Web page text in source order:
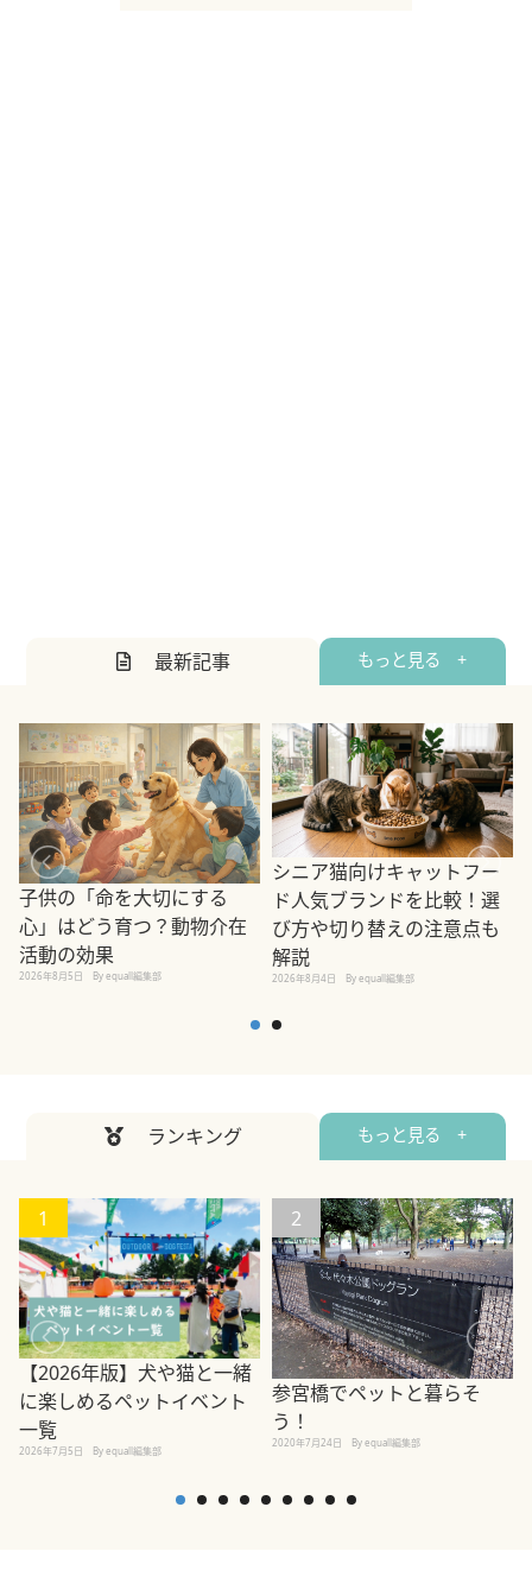
最新記事 もっと見る +
子供の「命を大切にする
心」はどう育つ？動物介在
活動の効果
2026年8月5日 By equall編集部
シニア猫向けキャットフー
ド人気ブランドを比較！選
び方や切り替えの注意点も
解説
2026年8月4日 By equall編集部
ランキング もっと見る +
1
【2026年版】犬や猫と一緒
に楽しめるペットイベント
一覧
2026年7月5日 By equall編集部
2
参宮橋でペットと暮らそ
う！
2020年7月24日 By equall編集部